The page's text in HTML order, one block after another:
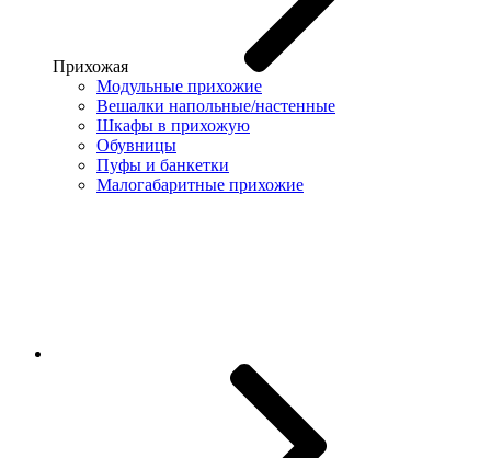
Прихожая
Модульные прихожие
Вешалки напольные/настенные
Шкафы в прихожую
Обувницы
Пуфы и банкетки
Малогабаритные прихожие